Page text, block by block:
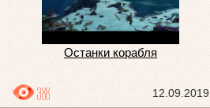
Останки корабля
12.09.2019
388